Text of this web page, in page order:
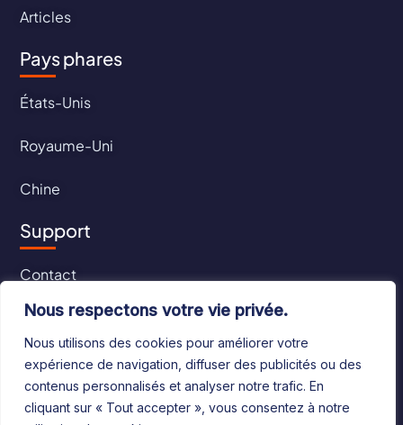
Nous respectons votre vie privée.
Nous utilisons des cookies pour améliorer votre
expérience de navigation, diffuser des publicités ou des
contenus personnalisés et analyser notre trafic. En
cliquant sur « Tout accepter », vous consentez à notre
Articles
Pays phares
États-Unis
Royaume-Uni
Chine
Support
Contact
CGU
CGV